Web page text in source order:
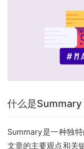
什么是Summary
Summary是一种独
文章的主要观点和关